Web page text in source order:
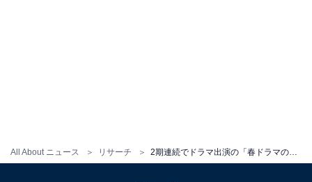
All About ニュース リサーチ